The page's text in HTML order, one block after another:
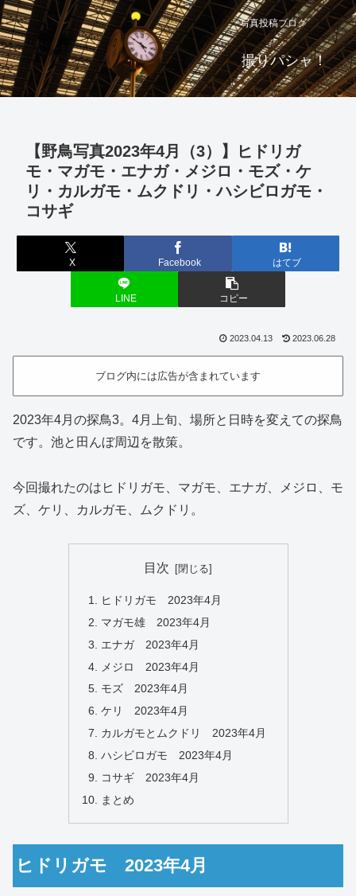
写真投稿ブログ
撮りパシャ！
【野鳥写真2023年4月（3）】ヒドリガ
モ・マガモ・エナガ・メジロ・モズ・ケ
リ・カルガモ・ムクドリ・ハシビロガモ・
コサギ
X Facebook はてブ
LINE コピー
2023.04.13 2023.06.28
ブログ内には広告が含まれています
2023年4月の探鳥3。4月上旬、場所と日時を変えての探鳥
です。池と田んぼ周辺を散策。
今回撮れたのはヒドリガモ、マガモ、エナガ、メジロ、モ
ズ、ケリ、カルガモ、ムクドリ。
目次
ヒドリガモ 2023年4月
マガモ雄 2023年4月
エナガ 2023年4月
メジロ 2023年4月
モズ 2023年4月
ケリ 2023年4月
カルガモとムクドリ 2023年4月
ハシビロガモ 2023年4月
コサギ 2023年4月
まとめ
ヒドリガモ 2023年4月